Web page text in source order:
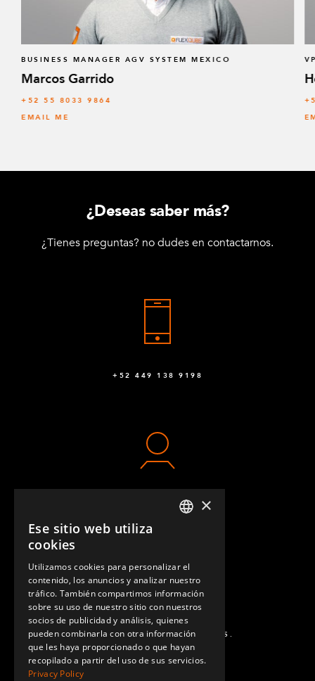
BUSINESS MANAGER AGV SYSTEM MEXICO
Marcos Garrido
+52 55 8033 9864
EMAIL ME
¿Deseas saber más?
¿Tienes preguntas? no dudes en contactarnos.
+52 449 138 9198
CONTACTO
PREGUNTAS MÁS FRECUENTES.
×
Ese sitio web utiliza
cookies
Utilizamos cookies para personalizar el
contenido, los anuncios y analizar nuestro
tráfico. También compartimos información
sobre su uso de nuestro sitio con nuestros
socios de publicidad y análisis, quienes
pueden combinarla con otra información
que les haya proporcionado o que hayan
recopilado a partir del uso de sus servicios.
Privacy Policy